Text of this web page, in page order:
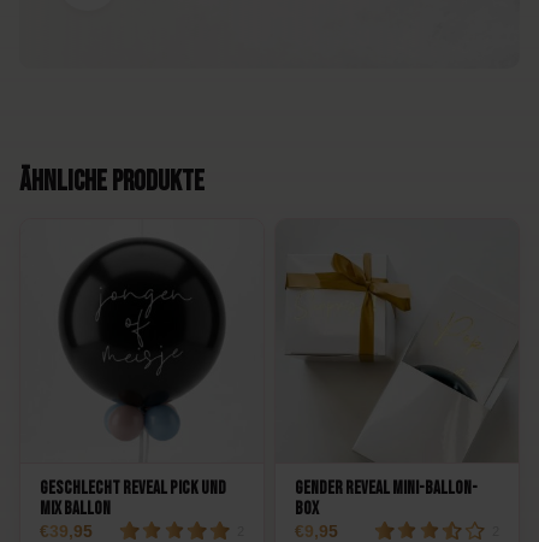
Ähnliche Produkte
Geschlecht Reveal Pick und
Mix Ballon
39,95
Gender Reveal Mini-Ballon-
Box
9,95